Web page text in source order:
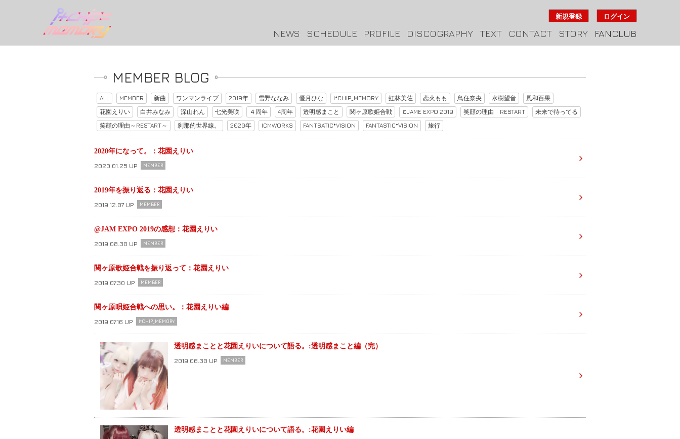
新規登録 ログイン
NEWS SCHEDULE PROFILE DISCOGRAPHY TEXT CONTACT STORY FANCLUB
MEMBER BLOG
ALL MEMBER 新曲 ワンマンライブ 2019年 雪野ななみ 優月ひな I*CHIP_MEMORY 虹林美佐 恋火もも 鳥住奈央 水樹望音
風和百果
花園えりい
白井みなみ 深山れん 七光美咲 ４周年 4周年 透明感まこと 関ヶ原歌姫合戦 @JAME EXPO 2019 笑顔の理由 RESTART
未来で待ってる
笑顔の理由～RESTART～
刹那的世界線。 2020年 ICMWORKS FANTSATIC*VISION FANTASTIC*VISION 旅行
2020年になって。：花園えりい
2020.01.25 UP MEMBER
2019年を振り返る：花園えりい
2019.12.07 UP MEMBER
@JAM EXPO 2019の感想：花園えりい
2019.08.30 UP MEMBER
関ヶ原歌姫合戦を振り返って：花園えりい
2019.07.30 UP MEMBER
関ヶ原唄姫合戦への思い。：花園えりい編
2019.07.16 UP I*CHIP_MEMORY
透明感まことと花園えりいについて語る。:透明感まこと編（完）
2019.06.30 UP MEMBER
透明感まことと花園えりいについて語る。:花園えりい編